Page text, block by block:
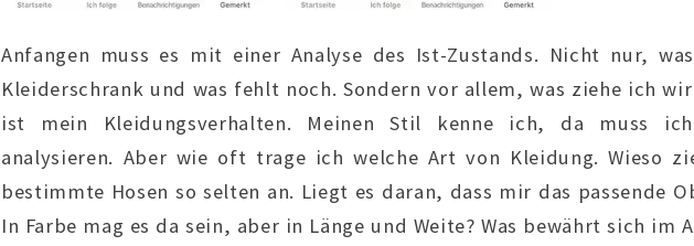
Anfangen muss es mit einer Analyse des Ist-Zustands. Nicht nur,
Kleiderschrank und was fehlt noch. Sondern vor allem, was ziehe ich
ist mein Kleidungsverhalten. Meinen Stil kenne ich, da muss
analysieren. Aber wie oft trage ich welche Art von Kleidung. Wieso
bestimmte Hosen so selten an. Liegt es daran, dass mir das passende
In Farbe mag es da sein, aber in Länge und Weite? Was bewährt sich im